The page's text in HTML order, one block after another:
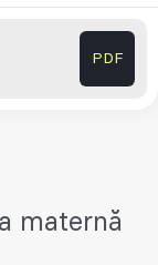
PDF
maternă